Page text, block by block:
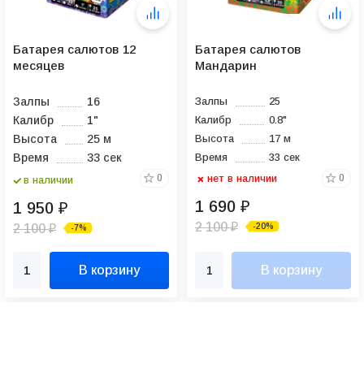
Батарея салютов 12
месяцев
Залпы
16
Калибр
1"
Высота
25 м
Время
33 сек
в наличии 0
1 950 ₽
2 100₽ -7%
В корзину
Батарея салютов
Мандарин
Залпы
25
Калибр
0.8"
Высота
17 м
Время
33 сек
нет в наличии
0
1 690 ₽
2 100₽ -20%
В корзину